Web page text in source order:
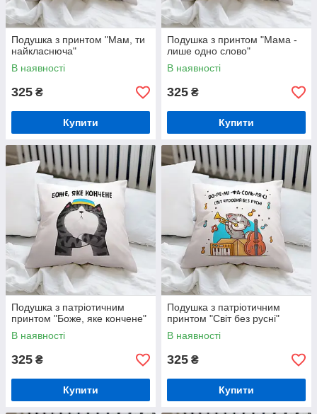
Подушка з принтом "Мам, ти
найкласнюча"
В наявності
325 ₴
Купити
Подушка з принтом "Мама -
лише одно слово"
В наявності
325 ₴
Купити
Подушка з патріотичним
принтом "Боже, яке кончене"
В наявності
325 ₴
Купити
Подушка з патріотичним
принтом "Світ без русні"
В наявності
325 ₴
Купити